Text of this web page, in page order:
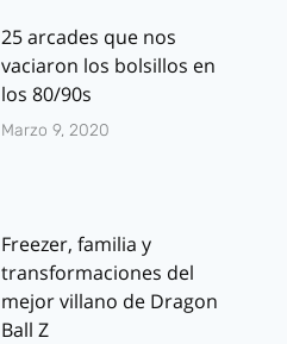
25 arcades que nos
vaciaron los bolsillos en
los 80/90s
Marzo 9, 2020
Freezer, familia y
transformaciones del
mejor villano de Dragon
Ball Z